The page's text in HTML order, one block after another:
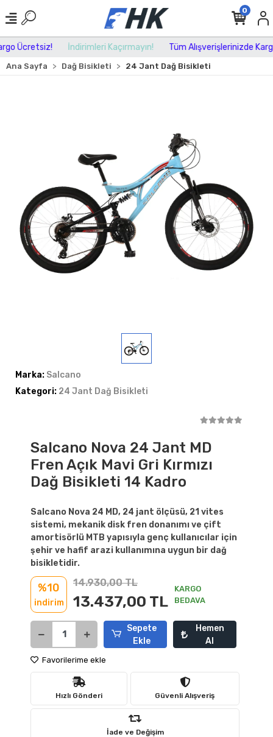
Ücretsiz! İndirimleri Kaçırmayın! Tüm Alışverişlerinizde
0
Ana Sayfa Dağ Bisikleti 24 Jant Dağ Bisikleti
Marka: Salcano
Kategori: 24 Jant Dağ Bisikleti
Salcano Nova 24 Jant MD
Fren Açık Mavi Gri Kırmızı
Dağ Bisikleti 14 Kadro
Salcano Nova 24 MD, 24 jant ölçüsü, 21 vites
sistemi, mekanik disk fren donanımı ve çift
amortisörlü MTB yapısıyla genç kullanıcılar için
şehir ve hafif arazi kullanımına uygun bir dağ
bisikletidir.
%10
indirim
14.930,00 TL
13.437,00 TL
KARGO
BEDAVA
Sepete
Ekle
Hemen
Al
Favorilerime ekle
Hızlı Gönderi Güvenli Alışveriş
İade ve Değişim